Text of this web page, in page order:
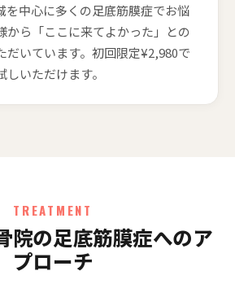
を中心に多くの足底筋膜症でお悩
から「ここに来てよかった」との
だいています。初回限定¥2,980で
しいただけます。
TREATMENT
院の足底筋膜症へのア
プローチ